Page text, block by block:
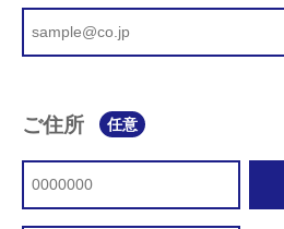
ご住所 任意